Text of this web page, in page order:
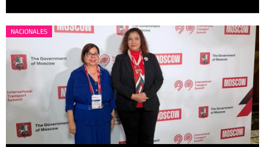
NACIONALES